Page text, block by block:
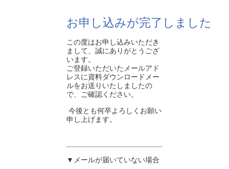
お申し込みが完了しました
この度はお申し込みいただき
まして、誠にありがとうござ
います。
ご登録いただいたメールアド
レスに資料ダウンロードメー
ルをお送りいたしましたの
で、ご確認ください。
今後とも何卒よろしくお願い
申し上げます。
▼メールが届いていない場合